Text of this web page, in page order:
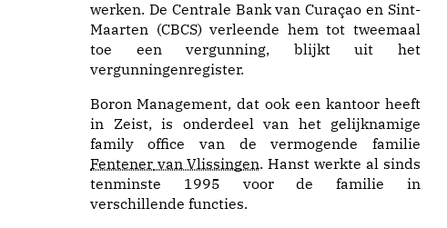
werken. De Centrale Bank van Curaçao en Sint-
Maarten (CBCS) verleende hem tot tweemaal
toe een vergunning, blijkt uit het
vergunningenregister.
Boron Management, dat ook een kantoor heeft
in Zeist, is onderdeel van het gelijknamige
family office van de vermogende familie
Fentener van Vlissingen. Hanst werkte al sinds
tenminste 1995 voor de familie in
verschillende functies.